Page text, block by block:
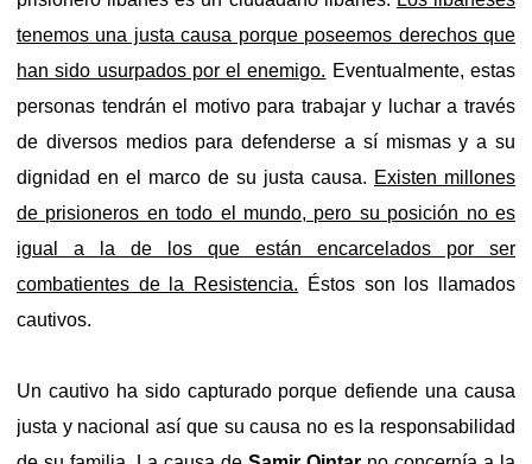
tenemos una justa causa porque poseemos derechos que
han sido usurpados por el enemigo. Eventualmente, estas
personas tendrán el motivo para trabajar y luchar a través
de diversos medios para defenderse a sí mismas y a su
dignidad en el marco de su justa causa. Existen millones
de prisioneros en todo el mundo, pero su posición no es
igual a la de los que están encarcelados por ser
combatientes de la Resistencia. Éstos son los llamados
cautivos.
Un cautivo ha sido capturado porque defiende una causa
justa y nacional así que su causa no es la responsabilidad